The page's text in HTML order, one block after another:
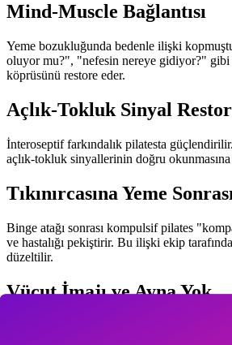
Mind-Muscle Bağlantısı
Yeme bozukluğunda bedenle ilişki
oluyor mu?", "nefesin nereye gidiyor?" gibi
köprüsünü restore eder.
Açlık-Tokluk Sinyal
İnteroseptif farkındalık pilatesta
açlık-tokluk sinyallerinin doğru okunmasına
Tıkınırcasına Yeme
Binge atağı sonrası kompulsif pilates
ve hastalığı pekiştirir. Bu ilişki ekip
düzeltilir.
Vücut İmajı ve Ayna Yok